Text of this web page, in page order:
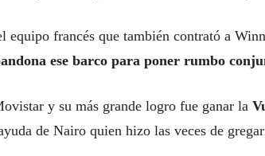
equipo francés que también contrató a
ese barco para poner rumbo
y su más grande logro fue ganar la
de Nairo quien hizo las veces de